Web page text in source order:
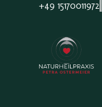
+49 15170011972